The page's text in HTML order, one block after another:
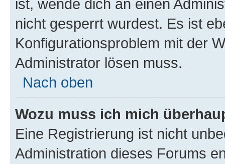
ist, wende dich an einen
nicht gesperrt wurdest. Es ist
Konfigurationsproblem mit der
Administrator lösen muss.
Nach oben
Wozu muss ich mich
Eine Registrierung ist nicht
Administration dieses Forums